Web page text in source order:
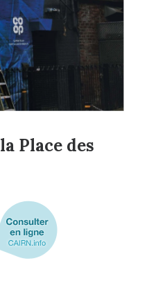
Place des